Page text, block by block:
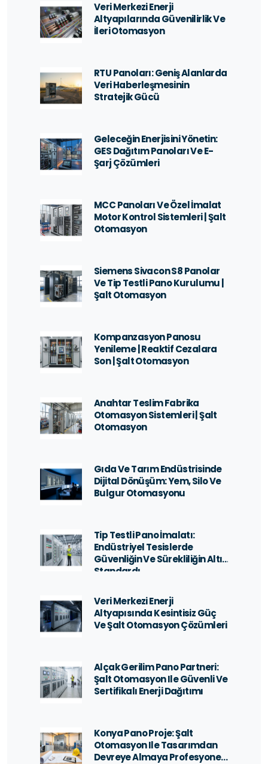
Veri Merkezi Enerji
Altyapılarında Güvenilirlik Ve
İleri Otomasyon
RTU Panoları: Geniş Alanlarda
Veri Haberleşmesinin
Stratejik Gücü
Geleceğin Enerjisini Yönetin:
GES Dağıtım Panoları Ve E-
Şarj Çözümleri
MCC Panoları Ve Özel İmalat
Motor Kontrol Sistemleri | Şalt
Otomasyon
Siemens Sivacon S8 Panolar
Ve Tip Testli Pano Kurulumu |
Şalt Otomasyon
Kompanzasyon Panosu
Yenileme | Reaktif Cezalara
Son | Şalt Otomasyon
Anahtar Teslim Fabrika
Otomasyon Sistemleri | Şalt
Otomasyon
Gıda Ve Tarım Endüstrisinde
Dijital Dönüşüm: Yem, Silo Ve
Bulgur Otomasyonu
Tip Testli Pano İmalatı:
Endüstriyel Tesislerde
Güvenliğin Ve Sürekliliğin Altın
Standardı
Veri Merkezi Enerji
Altyapısında Kesintisiz Güç
Ve Şalt Otomasyon Çözümleri
Alçak Gerilim Pano Partneri:
Şalt Otomasyon Ile Güvenli Ve
Sertifikalı Enerji Dağıtımı
Konya Pano Proje: Şalt
Otomasyon Ile Tasarımdan
Devreye Almaya Profesyonel